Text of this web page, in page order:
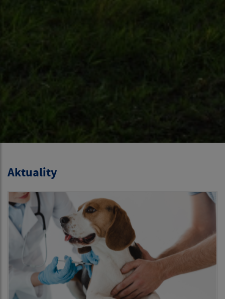
Aktuality